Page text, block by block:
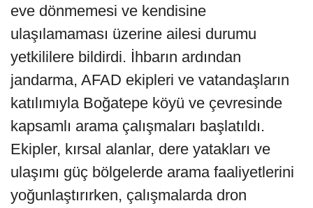
eve dönmemesi ve kendisine
ulaşılamaması üzerine ailesi durumu
yetkililere bildirdi. İhbarın ardından
jandarma, AFAD ekipleri ve vatandaşların
katılımıyla Boğatepe köyü ve çevresinde
kapsamlı arama çalışmaları başlatıldı.
Ekipler, kırsal alanlar, dere yatakları ve
ulaşımı güç bölgelerde arama faaliyetlerini
yoğunlaştırırken, çalışmalarda dron